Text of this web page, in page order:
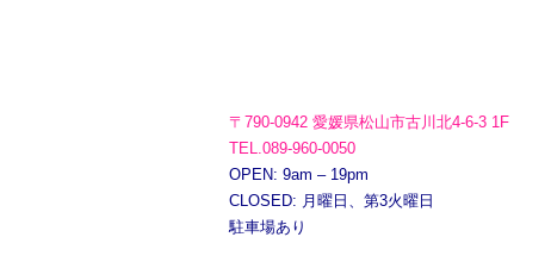
〒790-0942 愛媛県松山市古川北4-6-3 1F
TEL.089-960-0050
OPEN: 9am – 19pm
CLOSED: 月曜日、第3火曜日
駐車場あり